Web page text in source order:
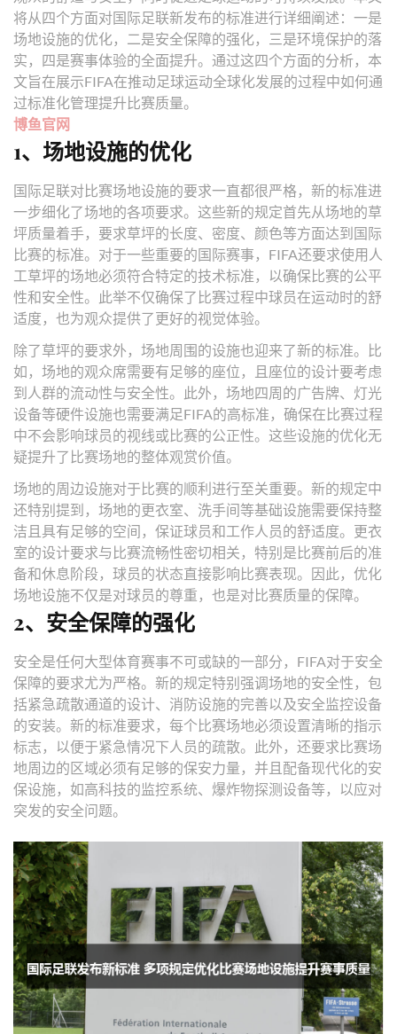
将从四个方面对国际足联新发布的标准进行详细阐述：一是
场地设施的优化，二是安全保障的强化，三是环境保护的落
实，四是赛事体验的全面提升。通过这四个方面的分析，本
文旨在展示FIFA在推动足球运动全球化发展的过程中如何通
过标准化管理提升比赛质量。
博鱼官网
1、场地设施的优化
国际足联对比赛场地设施的要求一直都很严格，新的标准进
一步细化了场地的各项要求。这些新的规定首先从场地的草
坪质量着手，要求草坪的长度、密度、颜色等方面达到国际
比赛的标准。对于一些重要的国际赛事，FIFA还要求使用人
工草坪的场地必须符合特定的技术标准，以确保比赛的公平
性和安全性。此举不仅确保了比赛过程中球员在运动时的舒
适度，也为观众提供了更好的视觉体验。
除了草坪的要求外，场地周围的设施也迎来了新的标准。比
如，场地的观众席需要有足够的座位，且座位的设计要考虑
到人群的流动性与安全性。此外，场地四周的广告牌、灯光
设备等硬件设施也需要满足FIFA的高标准，确保在比赛过程
中不会影响球员的视线或比赛的公正性。这些设施的优化无
疑提升了比赛场地的整体观赏价值。
场地的周边设施对于比赛的顺利进行至关重要。新的规定中
还特别提到，场地的更衣室、洗手间等基础设施需要保持整
洁且具有足够的空间，保证球员和工作人员的舒适度。更衣
室的设计要求与比赛流畅性密切相关，特别是比赛前后的准
备和休息阶段，球员的状态直接影响比赛表现。因此，优化
场地设施不仅是对球员的尊重，也是对比赛质量的保障。
2、安全保障的强化
安全是任何大型体育赛事不可或缺的一部分，FIFA对于安全
保障的要求尤为严格。新的规定特别强调场地的安全性，包
括紧急疏散通道的设计、消防设施的完善以及安全监控设备
的安装。新的标准要求，每个比赛场地必须设置清晰的指示
标志，以便于紧急情况下人员的疏散。此外，还要求比赛场
地周边的区域必须有足够的保安力量，并且配备现代化的安
保设施，如高科技的监控系统、爆炸物探测设备等，以应对
突发的安全问题。